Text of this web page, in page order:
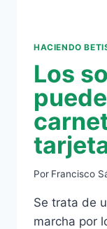
HACIENDO
Los
Por Francisco
Se trata de
marcha por